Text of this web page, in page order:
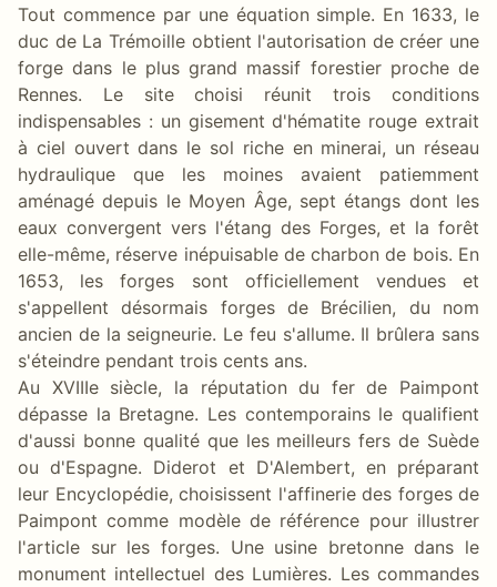
Tout commence par une équation simple. En 1633, le
duc de La Trémoille obtient l'autorisation de créer une
forge dans le plus grand massif forestier proche de
Rennes. Le site choisi réunit trois conditions
indispensables : un gisement d'hématite rouge extrait
à ciel ouvert dans le sol riche en minerai, un réseau
hydraulique que les moines avaient patiemment
aménagé depuis le Moyen Âge, sept étangs dont les
eaux convergent vers l'étang des Forges, et la forêt
elle-même, réserve inépuisable de charbon de bois. En
1653, les forges sont officiellement vendues et
s'appellent désormais forges de Brécilien, du nom
ancien de la seigneurie. Le feu s'allume. Il brûlera sans
s'éteindre pendant trois cents ans.
Au XVIIIe siècle, la réputation du fer de Paimpont
dépasse la Bretagne. Les contemporains le qualifient
d'aussi bonne qualité que les meilleurs fers de Suède
ou d'Espagne. Diderot et D'Alembert, en préparant
leur Encyclopédie, choisissent l'affinerie des forges de
Paimpont comme modèle de référence pour illustrer
l'article sur les forges. Une usine bretonne dans le
monument intellectuel des Lumières. Les commandes